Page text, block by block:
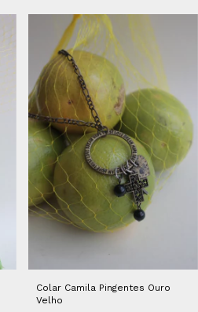
Colar Camila Pingentes Ouro
Velho